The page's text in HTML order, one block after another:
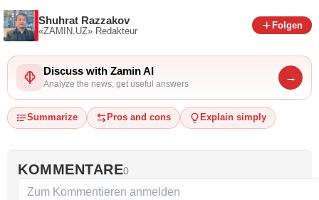
Shuhrat Razzakov
«ZAMIN.UZ» Redakteur
Folgen
Discuss with Zamin AI
Analyze the news, get useful answers
→
Summarize Pros and cons Explain simply
KOMMENTARE0